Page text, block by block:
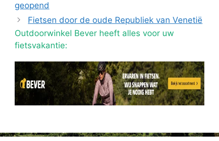
geopend
Fietsen door de oude Republiek van Venetië
Outdoorwinkel Bever heeft alles voor uw
fietsvakantie: